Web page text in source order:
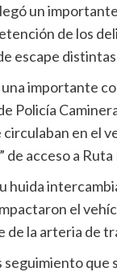
un
de los
escape
importante
Policía
circulaban en el
de acceso a Ruta
huida
el
de la arteria de
que